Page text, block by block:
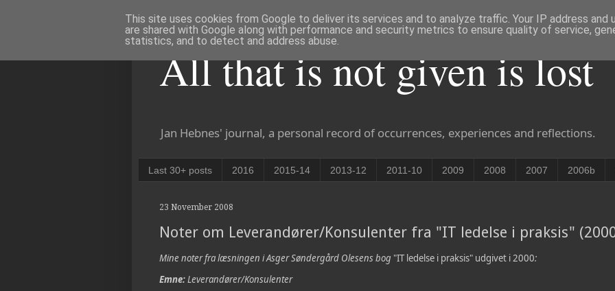
All that is not given is lost
Jan Hebnes' journal, a personal record of occurrences, experiences and reflections.
Last 30+ posts 2016 2015-14 2013-12 2011-10 2009 2008 2007 2006b
23 November 2008
Noter om Leverandører/Konsulenter fra "IT ledelse i praksis"
Mine noter fra læsningen i Asger Søndergård Olesens bog "IT ledelse i praksis" udgivet i 2000:
Emne:Leverandører/Konsulenter
This site uses cookies from Google to deliver its services and to analyze traffic. Your IP address and
are shared with Google along with performance and security metrics to ensure quality of service,
statistics, and to detect and address abuse.